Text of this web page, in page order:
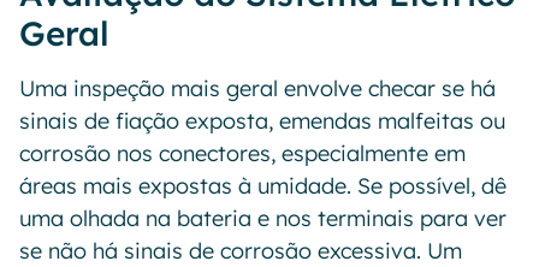
Geral
Uma inspeção mais geral envolve checar se há
sinais de fiação exposta, emendas malfeitas ou
corrosão nos conectores, especialmente em
áreas mais expostas à umidade. Se possível, dê
uma olhada na bateria e nos terminais para ver
se não há sinais de corrosão excessiva. Um